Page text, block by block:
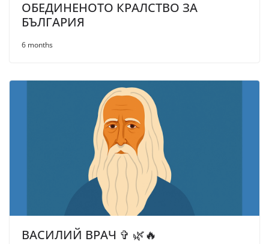
ОБЕДИНЕНОТО КРАЛСТВО ЗА
БЪЛГАРИЯ
6 months
ВАСИЛИЙ ВРАЧ ✞ 🌿🔥